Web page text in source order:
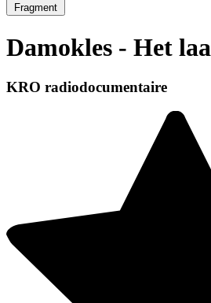
Fragment
Damokles - Het
KRO radiodocumentaire